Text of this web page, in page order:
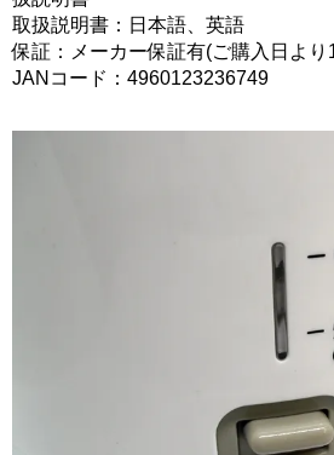
取扱説明書：日本語、英語
保証：メーカー保証有(ご購入日よ
JANコード：4960123236749